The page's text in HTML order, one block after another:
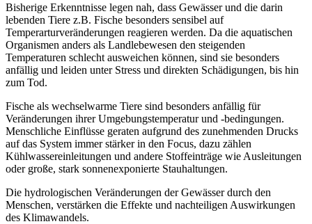
Bisherige Erkenntnisse legen nah, dass Gewässer und die darin
lebenden Tiere z.B. Fische besonders sensibel auf
Temperarturveränderungen reagieren werden. Da die aquatischen
Organismen anders als Landlebewesen den steigenden
Temperaturen schlecht ausweichen können, sind sie besonders
anfällig und leiden unter Stress und direkten Schädigungen, bis hin
zum Tod.
Fische als wechselwarme Tiere sind besonders anfällig für
Veränderungen ihrer Umgebungstemperatur und -bedingungen.
Menschliche Einflüsse geraten aufgrund des zunehmenden Drucks
auf das System immer stärker in den Focus, dazu zählen
Kühlwassereinleitungen und andere Stoffeinträge wie Ausleitungen
oder große, stark sonnenexponierte Stauhaltungen.
Die hydrologischen Veränderungen der Gewässer durch den
Menschen, verstärken die Effekte und nachteiligen Auswirkungen
des Klimawandels.